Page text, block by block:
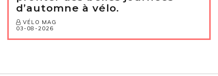
d’automne à vélo.
VÉLO MAG
03-08-2026